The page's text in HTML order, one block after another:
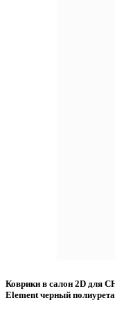
Коврики в салон 2D для
Element черный